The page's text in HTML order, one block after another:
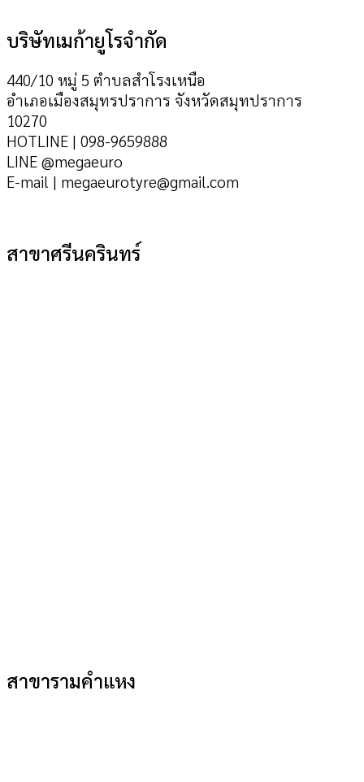
บริษัทเมก้ายูโรจำกัด
440/10 หมู่ 5 ตำบลสำโรงเหนือ
อำเภอเมืองสมุทรปราการ จังหวัดสมุทปราการ
10270
HOTLINE | 098-9659888
LINE @megaeuro
E-mail | megaeurotyre@gmail.com
สาขาศรีนครินทร์
สาขารามคำแหง